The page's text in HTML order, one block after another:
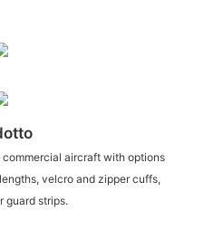
aircraft with options
velcro and zipper cuffs,
guard strips.